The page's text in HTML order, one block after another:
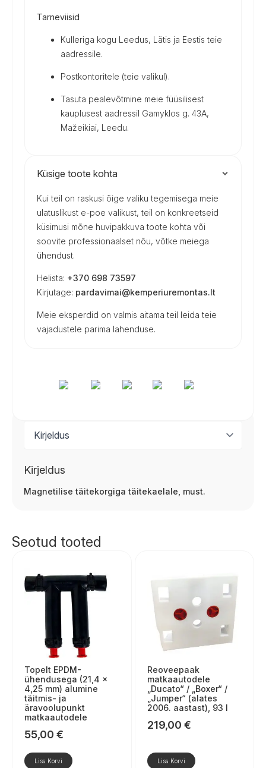
Tarneviisid
Kulleriga kogu Leedus, Lätis ja Eestis teie
aadressile.
Postkontoritele (teie valikul).
Tasuta pealevõtmine meie füüsilisest
kauplusest aadressil Gamyklos g. 43A,
Mažeikiai, Leedu.
Küsige toote kohta
Kui teil on raskusi õige valiku tegemisega meie
ulatuslikust e-poe valikust, teil on konkreetseid
küsimusi mõne huvipakkuva toote kohta või
soovite professionaalset nõu, võtke meiega
ühendust.
Helista: +370 698 73597
Kirjutage: pardavimai@kemperiuremontas.lt
Meie eksperdid on valmis aitama teil leida teie
vajadustele parima lahenduse.
Kirjeldus
Magnetilise täitekorgiga täitekaelale, must.
Seotud tooted
Topelt EPDM-
ühendusega (21,4 ×
4,25 mm) alumine
täitmis- ja
äravoolupunkt
matkaautodele
55,00 €
Lisa Korvi
Reoveepaak
matkaautodele
„Ducato“ / „Boxer“ /
„Jumper“ (alates
2006. aastast), 93 l
219,00 €
Lisa Korvi